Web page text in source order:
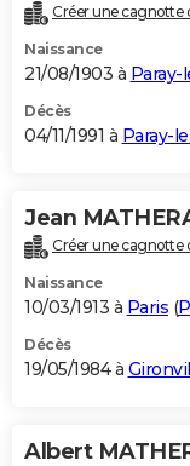
Créer une cagnotte
Naissance
21/08/1903 à Paray-
Décès
04/11/1991 à Paray-
Jean
Créer une cagnotte
Naissance
10/03/1913 à Paris (
Décès
19/05/1984 à
Albert